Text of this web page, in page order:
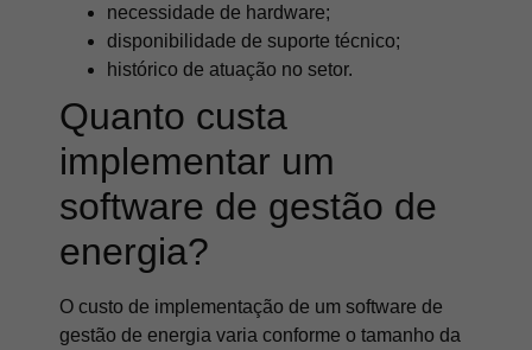
necessidade de hardware;
disponibilidade de suporte técnico;
histórico de atuação no setor.
Quanto custa
implementar um
software de gestão de
energia?
O custo de implementação de um software de
gestão de energia varia conforme o tamanho da